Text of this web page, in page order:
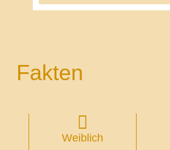
Fakten
Weiblich